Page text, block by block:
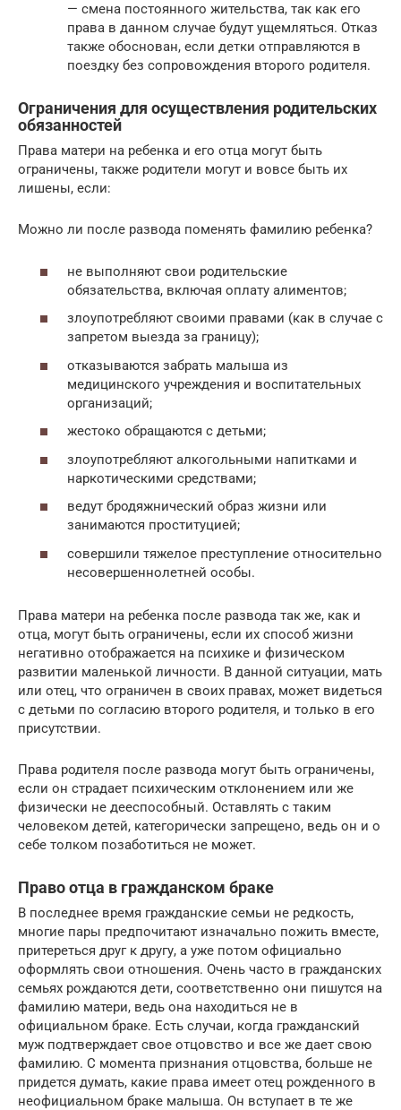
— смена постоянного жительства, так как его
права в данном случае будут ущемляться. Отказ
также обоснован, если детки отправляются в
поездку без сопровождения второго родителя.
Ограничения для осуществления родительских
обязанностей
Права матери на ребенка и его отца могут быть
ограничены, также родители могут и вовсе быть их
лишены, если:
Можно ли после развода поменять фамилию ребенка?
не выполняют свои родительские
обязательства, включая оплату алиментов;
злоупотребляют своими правами (как в случае с
запретом выезда за границу);
отказываются забрать малыша из
медицинского учреждения и воспитательных
организаций;
жестоко обращаются с детьми;
злоупотребляют алкогольными напитками и
наркотическими средствами;
ведут бродяжнический образ жизни или
занимаются проституцией;
совершили тяжелое преступление относительно
несовершеннолетней особы.
Права матери на ребенка после развода так же, как и
отца, могут быть ограничены, если их способ жизни
негативно отображается на психике и физическом
развитии маленькой личности. В данной ситуации, мать
или отец, что ограничен в своих правах, может видеться
с детьми по согласию второго родителя, и только в его
присутствии.
Права родителя после развода могут быть ограничены,
если он страдает психическим отклонением или же
физически не дееспособный. Оставлять с таким
человеком детей, категорически запрещено, ведь он и о
себе толком позаботиться не может.
Право отца в гражданском браке
В последнее время гражданские семьи не редкость,
многие пары предпочитают изначально пожить вместе,
притереться друг к другу, а уже потом официально
оформлять свои отношения. Очень часто в гражданских
семьях рождаются дети, соответственно они пишутся на
фамилию матери, ведь она находиться не в
официальном браке. Есть случаи, когда гражданский
муж подтверждает свое отцовство и все же дает свою
фамилию. С момента признания отцовства, больше не
придется думать, какие права имеет отец рожденного в
неофициальном браке малыша. Он вступает в те же